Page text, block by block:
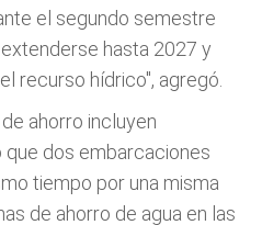
el segundo semestre
hasta 2027 y
recurso hídrico", agregó.
ahorro incluyen
que dos embarcaciones
tiempo por una misma
de ahorro de agua en las